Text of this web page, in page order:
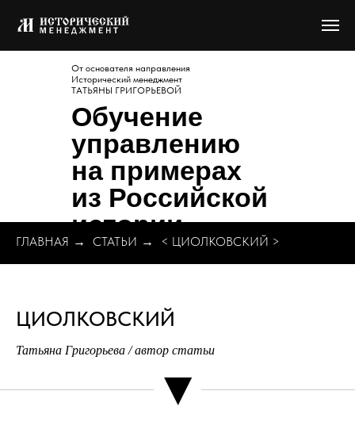
Обучение
управлению
на примерах
из Российской
истории
От основателя направления
Исторический менеджмент
ТАТЬЯНЫ ГРИГОРЬЕВОЙ
ГЛАВНАЯ → СТАТЬИ → < ЦИОЛКОВСКИЙ >
ЦИОЛКОВСКИЙ
Татьяна Григорьева / автор статьи
▼